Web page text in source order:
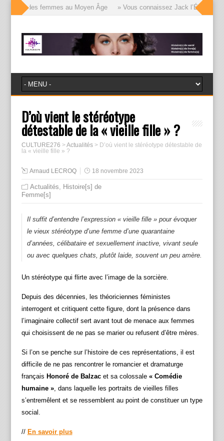
des femmes au Moyen Âge » Vous connaissez Jack l’Éventreur,
D’où vient le stéréotype
détestable de la « vieille fille » ?
CULTURE276 >Actualités> D’où vient le stéréotype détestable de
la « vieille fille » ?
Arnaud LECROQ 18 novembre 2023
Actualités, Histoire[s] de
Femme[s]
Il suffit d’entendre l’expression « vieille fille » pour évoquer
le vieux stéréotype d’une femme d’une quarantaine
d’années, célibataire et sexuellement inactive, vivant seule
ou avec quelques chats, plutôt laide, souvent un peu amère.
Un stéréotype qui flirte avec l’image de la sorcière.
Depuis des décennies, les théoriciennes féministes
interrogent et critiquent cette figure, dont la présence dans
l’imaginaire collectif sert avant tout de menace aux femmes
qui choisissent de ne pas se marier ou refusent d’être mères.
Si l’on se penche sur l’histoire de ces représentations, il est
difficile de ne pas rencontrer le romancier et dramaturge
français Honoré de Balzacet sa colossale « Comédie
humaine », dans laquelle les portraits de vieilles filles
s’entremêlent et se ressemblent au point de constituer un type
social.
// En savoir plus